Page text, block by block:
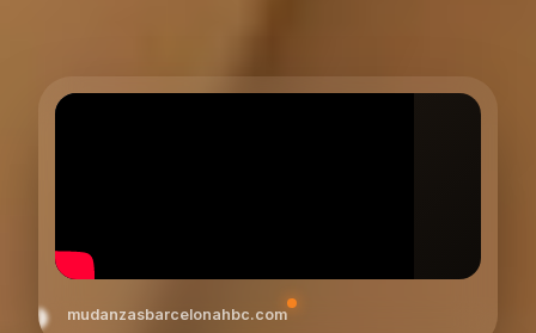
mudanzasbarcelonahbc.com